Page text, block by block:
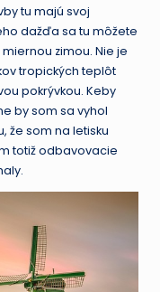
tu majú svoj
dažďa sa tu môžete
zimou. Nie je
tropických teplôt
pokrývkou. Keby
by som sa vyhol
že som na letisku
totiž odbavovacie